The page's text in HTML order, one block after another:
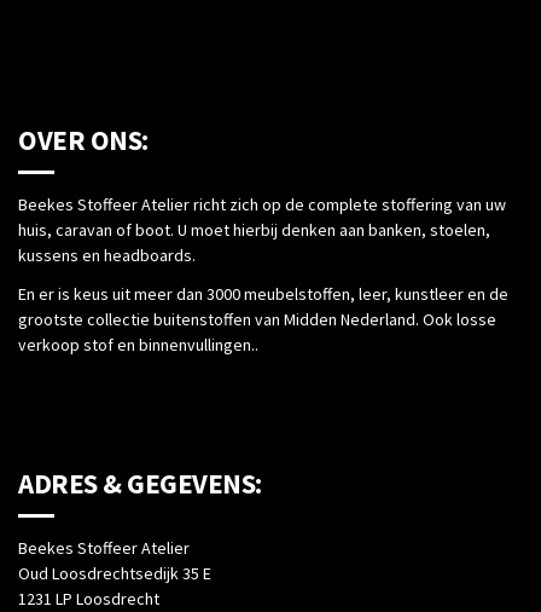
OVER ONS:
Beekes Stoffeer Atelier richt zich op de complete stoffering van uw
huis, caravan of boot. U moet hierbij denken aan banken, stoelen,
kussens en headboards.
En er is keus uit meer dan 3000 meubelstoffen, leer, kunstleer en de
grootste collectie buitenstoffen van Midden Nederland. Ook losse
verkoop stof en binnenvullingen..
ADRES & GEGEVENS:
Beekes Stoffeer Atelier
Oud Loosdrechtsedijk 35 E
1231 LP Loosdrecht